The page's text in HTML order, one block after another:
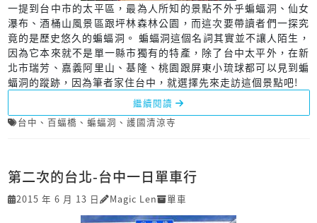
一提到台中市的太平區，最為人所知的景點不外乎蝙蝠洞、仙女
瀑布、酒桶山風景區跟坪林森林公園，而這次要帶讀者們一探究
竟的是歷史悠久的蝙蝠洞。 蝙蝠洞這個名詞其實並不讓人陌生，
因為它本來就不是單一縣市獨有的特產，除了台中太平外，在新
北市瑞芳、嘉義阿里山、基隆、桃園跟屏東小琉球都可以見到蝙
蝠洞的蹤跡，因為筆者家住台中，就選擇先來走訪這個景點吧!
繼續閱讀
台中 、 百蝠橋 、 蝙蝠洞 、 護國清涼寺
第二次的台北-台中一日單車行
2015 年 6 月 13 日 Magic Len 單車